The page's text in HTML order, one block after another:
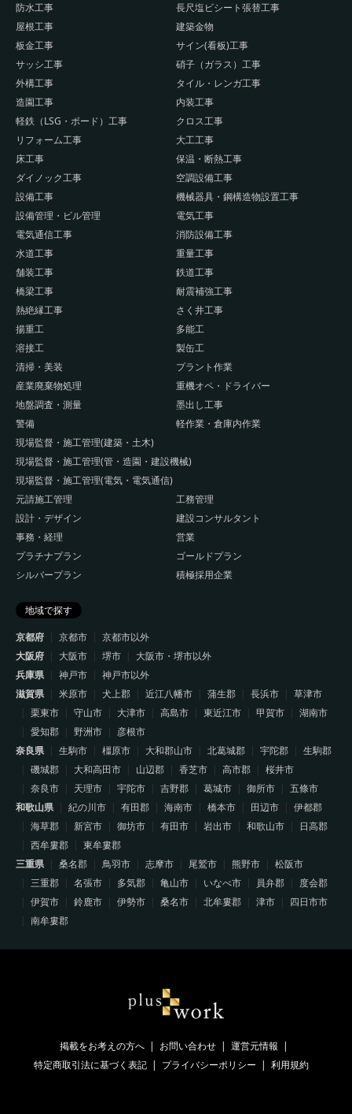
防水工事
長尺塩ビシート張替工事
屋根工事
建築金物
板金工事
サイン(看板)工事
サッシ工事
硝子（ガラス）工事
外構工事
タイル・レンガ工事
造園工事
内装工事
軽鉄（LSG・ボード）工事
クロス工事
リフォーム工事
大工工事
床工事
保温・断熱工事
ダイノック工事
空調設備工事
設備工事
機械器具・鋼構造物設置工事
設備管理・ビル管理
電気工事
電気通信工事
消防設備工事
水道工事
重量工事
舗装工事
鉄道工事
橋梁工事
耐震補強工事
熱絶縁工事
さく井工事
揚重工
多能工
溶接工
製缶工
清掃・美装
プラント作業
産業廃棄物処理
重機オペ・ドライバー
地盤調査・測量
墨出し工事
警備
軽作業・倉庫内作業
現場監督・施工管理(建築・土木)
現場監督・施工管理(管・造園・建設機械)
現場監督・施工管理(電気・電気通信)
元請施工管理
工務管理
設計・デザイン
建設コンサルタント
事務・経理
営業
プラチナプラン
ゴールドプラン
シルバープラン
積極採用企業
地域で探す
京都府
京都市
京都市以外
大阪府
大阪市 堺市
大阪市・堺市以外
兵庫県
神戸市
神戸市以外
滋賀県
米原市 犬上郡 近江八幡市 蒲生郡 長浜市
草津市
栗東市
守山市 大津市 高島市 東近江市 甲賀市
湖南市
愛知郡
野洲市
彦根市
奈良県
生駒市 橿原市 大和郡山市 北葛城郡 宇陀郡
生駒郡
磯城郡
大和高田市 山辺郡 香芝市 高市郡
桜井市
奈良市
天理市 宇陀市 吉野郡 葛城市 御所市
五條市
和歌山県
紀の川市 有田郡 海南市 橋本市 田辺市
伊都郡
海草郡
新宮市 御坊市 有田市 岩出市 和歌山市
日高郡
西牟婁郡
東牟婁郡
三重県
桑名郡 鳥羽市 志摩市 尾鷲市 熊野市
松阪市
三重郡
名張市 多気郡 亀山市 いなべ市 員弁郡
度会郡
伊賀市
鈴鹿市 伊勢市 桑名市 北牟婁郡 津市
四日市市
南牟婁郡
掲載をお考えの方へ お問い合わせ
運営元情報
特定商取引法に基づく表記
プライバシーポリシー 利用規約